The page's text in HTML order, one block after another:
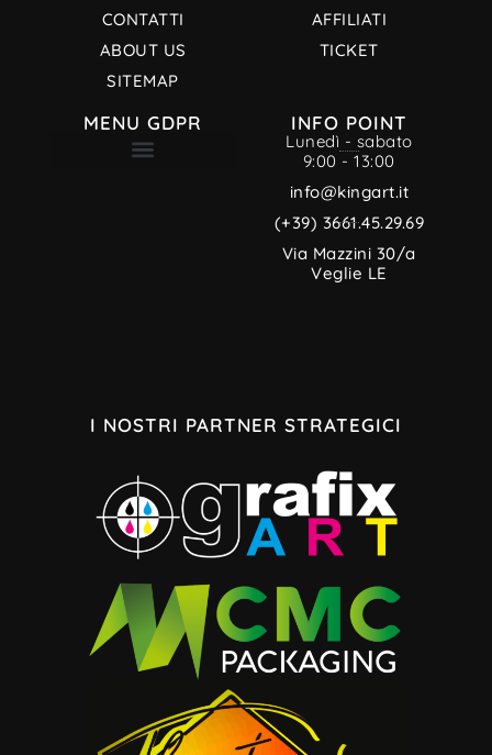
CONTATTI
ABOUT US
SITEMAP
AFFILIATI
TICKET
MENU GDPR INFO POINT
Lunedì - sabato
9:00 - 13:00
info@kingart.it
(+39) 3661.45.29.69
Via Mazzini 30/a
Veglie LE
I NOSTRI PARTNER STRATEGICI